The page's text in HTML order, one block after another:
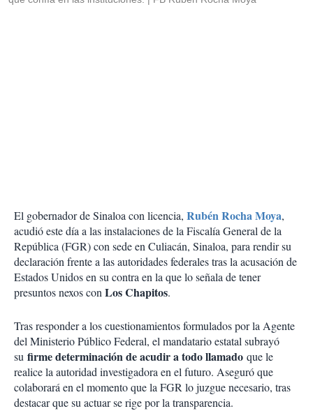
El gobernador de Sinaloa con licencia, Rubén Rocha Moya,
acudió este día a las instalaciones de la Fiscalía General de la
República (FGR) con sede en Culiacán, Sinaloa, para rendir su
declaración frente a las autoridades federales tras la acusación de
Estados Unidos en su contra en la que lo señala de tener
presuntos nexos conLos Chapitos.
Tras responder a los cuestionamientos formulados por la Agente
del Ministerio Público Federal, el mandatario estatal subrayó
su firme determinación de acudir a todo llamado que le
realice la autoridad investigadora en el futuro. Aseguró que
colaborará en el momento que la FGR lo juzgue necesario, tras
destacar que su actuar se rige por la transparencia.